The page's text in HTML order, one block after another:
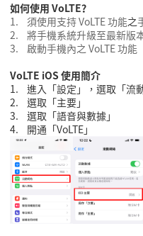
如何使用 VoLTE？
1.
須使用支持VoLTE功能之
2.
將手機系統升級至最新版
3.
啟動手機內之VoLTE功能
VoLTE iOS使用簡介
1.
進入「設定」，選取「流
2.
選取「主要」
3.
選取「語音與數據」
4.
開通 「VoLTE」